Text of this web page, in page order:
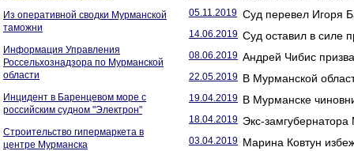
Из оперативной сводки Мурманской
таможни
Информация Управления
Россельхознадзора по Мурманской
области
Инцидент в Баренцевом море с
российским судном "Электрон"
Строительство гипермаркета в
центре Мурманска
05.11.2019 Суд перевел Игоря
14.06.2019 Суд оставил в силе
08.06.2019 Андрей Чибис
22.05.2019 В Мурманской
19.04.2019 В Мурманске
18.04.2019 Экс-
03.04.2019 Марина Ковтун